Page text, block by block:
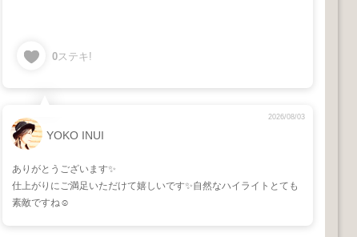
0ステキ!
YOKO INUI
2026/08/03
ありがとうございます✨
仕上がりにご満足いただけて嬉しいです✨自然なハイライトとても
素敵ですね☺️